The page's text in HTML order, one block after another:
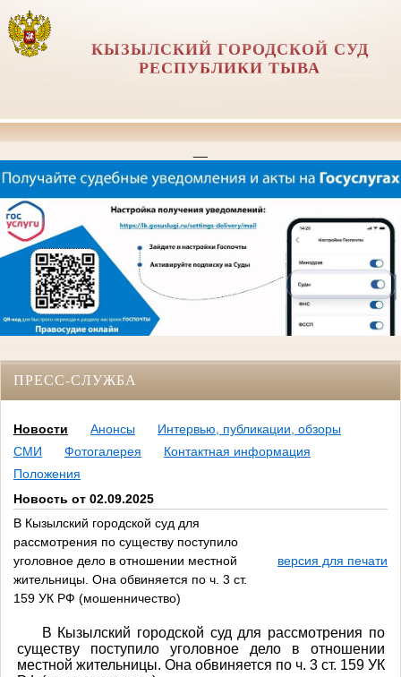
КЫЗЫЛСКИЙ ГОРОДСКОЙ СУД
РЕСПУБЛИКИ ТЫВА
ПРЕСС-СЛУЖБА
Новости Анонсы
Интервью, публикации, обзоры
СМИ
Фотогалерея
Контактная информация
Положения
Новость от 02.09.2025
В Кызылский городской суд для
рассмотрения по существу поступило
уголовное дело в отношении местной
жительницы. Она обвиняется по ч. 3 ст.
159 УК РФ (мошенничество)
версия для печати
В Кызылский городской суд для рассмотрения по
существу поступило уголовное дело в отношении
местной жительницы. Она обвиняется по ч. 3 ст. 159 УК